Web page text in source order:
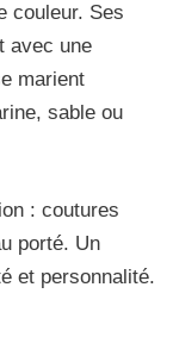
couleur. Ses
avec une
marient
sable ou
: coutures
porté. Un
et personnalité.